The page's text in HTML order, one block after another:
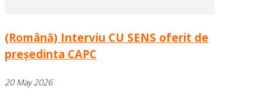
(Română) Interviu CU SENS oferit de
președinta CAPC
20 May 2026